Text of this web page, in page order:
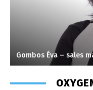
Gombos Éva – sales